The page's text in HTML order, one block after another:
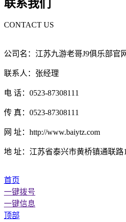
联系我们
CONTACT US
公司名：江苏九游老哥J9俱乐部官
联系人：张经理
电 话：0523-87308111
传 真：0523-87308111
网 址：http://www.baiytz.com
地 址：江苏省泰兴市黄桥镇通联路
首页
一键拨号
一键信息
顶部